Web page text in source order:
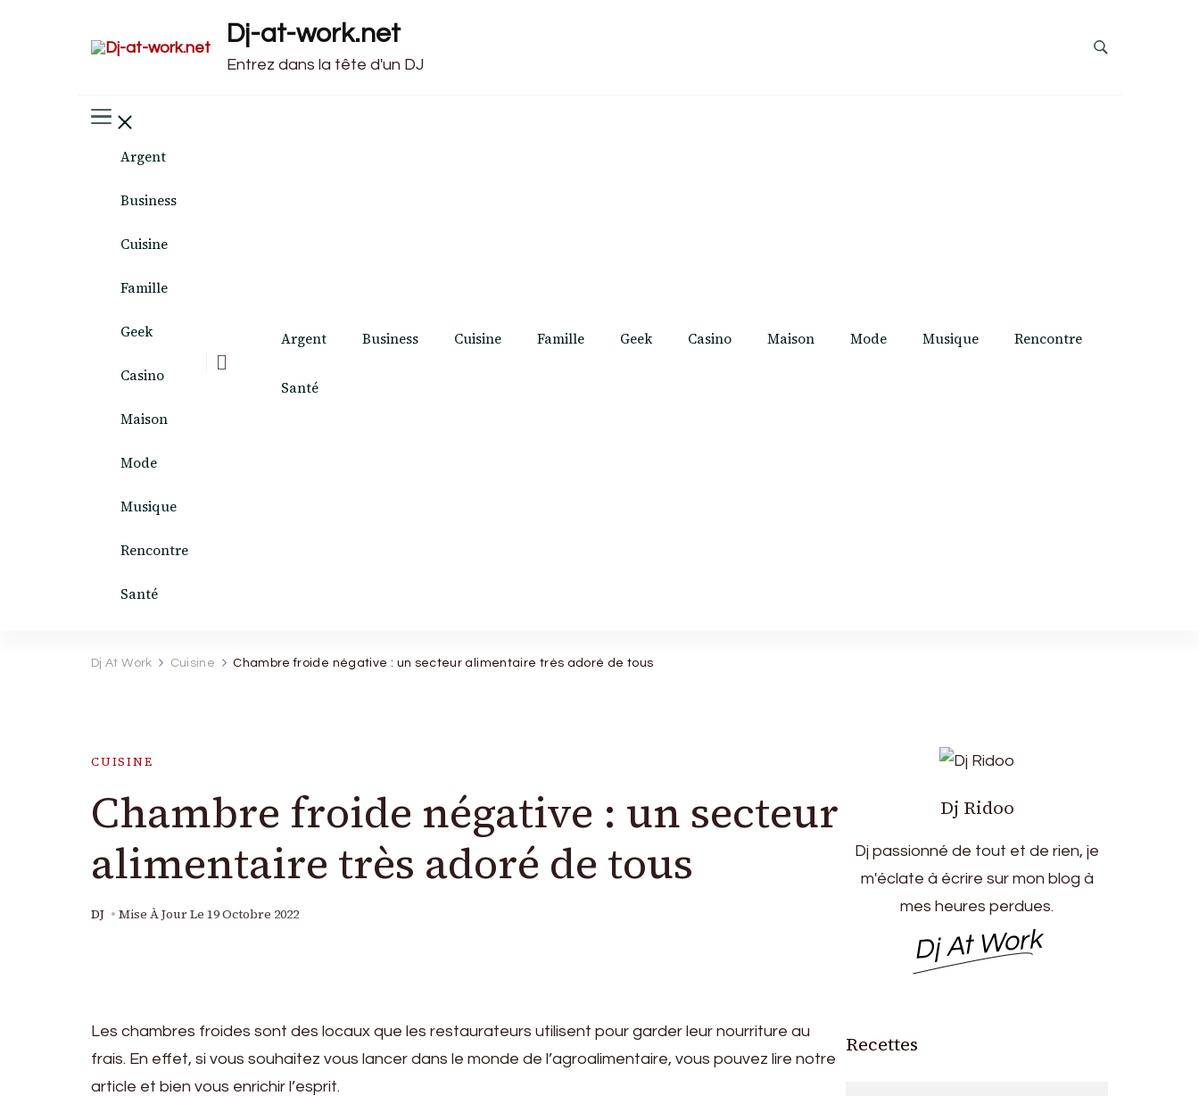
Dj-at-work.net
Entrez dans la tête d'un DJ
Argent
Business
Cuisine
Famille
Geek
Casino
Maison
Mode
Musique
Rencontre
Santé
Argent Business Cuisine Famille Geek Casino Maison Mode Musique Rencontre
Santé
Dj At Work Cuisine Chambre froide négative : un secteur alimentaire très adoré de tous
CUISINE
Chambre froide négative : un secteur
alimentaire très adoré de tous
DJ Mise À Jour Le 19 Octobre 2022
Les chambres froides sont des locaux que les restaurateurs utilisent pour garder leur nourriture au
frais. En effet, si vous souhaitez vous lancer dans le monde de l’agroalimentaire, vous pouvez lire notre
article et bien vous enrichir l’esprit.
Dj Ridoo
Dj passionné de tout et de rien, je
m'éclate à écrire sur mon blog à
mes heures perdues.
Dj At Work
Recettes